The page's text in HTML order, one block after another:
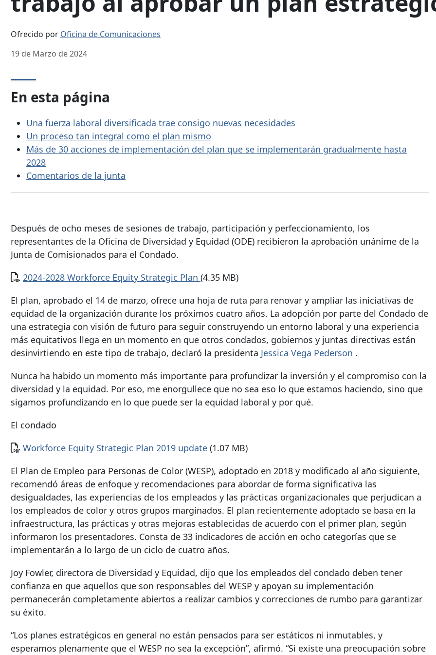
Ofrecido por Oficina de Comunicaciones
19 de Marzo de 2024
En esta página
Una fuerza laboral diversificada trae consigo nuevas necesidades
Un proceso tan integral como el plan mismo
Más de 30 acciones de implementación del plan que se implementarán gradualmente hasta
2028
Comentarios de la junta
Después de ocho meses de sesiones de trabajo, participación y perfeccionamiento, los
representantes de la Oficina de Diversidad y Equidad (ODE) recibieron la aprobación unánime de la
Junta de Comisionados para el Condado.
Documento
2024-2028 Workforce Equity Strategic Plan (4.35 MB)
El plan, aprobado el 14 de marzo, ofrece una hoja de ruta para renovar y ampliar las iniciativas de
equidad de la organización durante los próximos cuatro años. La adopción por parte del Condado de
una estrategia con visión de futuro para seguir construyendo un entorno laboral y una experiencia
más equitativos llega en un momento en que otros condados, gobiernos y juntas directivas están
desinvirtiendo en este tipo de trabajo, declaró la presidenta Jessica Vega Pederson .
Nunca ha habido un momento más importante para profundizar la inversión y el compromiso con la
diversidad y la equidad. Por eso, me enorgullece que no sea eso lo que estamos haciendo, sino que
sigamos profundizando en lo que puede ser la equidad laboral y por qué.
El condado
Documento
Workforce Equity Strategic Plan 2019 update (1.07 MB)
El Plan de Empleo para Personas de Color (WESP), adoptado en 2018 y modificado al año siguiente,
recomendó áreas de enfoque y recomendaciones para abordar de forma significativa las
desigualdades, las experiencias de los empleados y las prácticas organizacionales que perjudican a
los empleados de color y otros grupos marginados. El plan recientemente adoptado se basa en la
infraestructura, las prácticas y otras mejoras establecidas de acuerdo con el primer plan, según
informaron los presentadores. Consta de 33 indicadores de acción en ocho categorías que se
implementarán a lo largo de un ciclo de cuatro años.
Joy Fowler, directora de Diversidad y Equidad, dijo que los empleados del condado deben tener
confianza en que aquellos que son responsables del WESP y apoyan su implementación
permanecerán completamente abiertos a realizar cambios y correcciones de rumbo para garantizar
su éxito.
“Los planes estratégicos en general no están pensados ​​para ser estáticos ni inmutables, y
esperamos plenamente que el WESP no sea la excepción”, afirmó. “Si existe una preocupación sobre